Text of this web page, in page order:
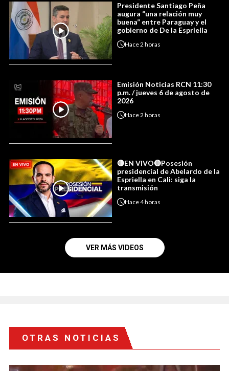
Presidente Santiago Peña
augura “una relación muy
buena” entre Paraguay y el
gobierno de De la Espriella
Hace2 horas
Emisión Noticias RCN 11:30
p.m. / jueves 6 de agosto de
2026
Hace2 horas
🔴EN VIVO🔴Posesión
presidencial de Abelardo de la
Espriella en Cali: siga la
transmisión
Hace4 horas
VER MÁS VIDEOS
OTRAS NOTICIAS